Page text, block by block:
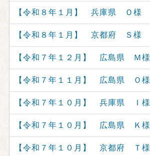
【令和８年１月】 兵庫県 Ｏ様
【令和８年１月】 京都府 Ｓ様
【令和７年１２月】 広島県 Ｍ様
【令和７年１１月】 広島県 Ｏ様
【令和７年１０月】 兵庫県 Ｉ様
【令和７年１０月】 広島県 Ｋ様
【令和７年１０月】 京都府 Ｔ様